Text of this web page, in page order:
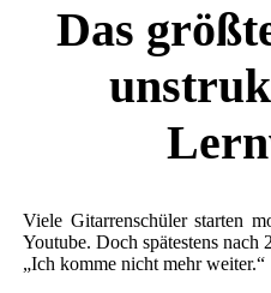
Das
Viele Gitarrenschüler starten
Youtube. Doch spätestens nach
„Ich komme nicht mehr weiter.“